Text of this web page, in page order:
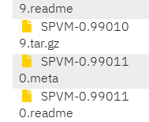
9.readme
SPVM-0.99010
9.tar.gz
SPVM-0.99011
0.meta
SPVM-0.99011
0.readme